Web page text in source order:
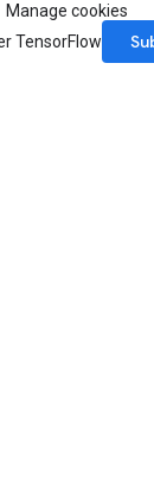
Manage cookies
TensorFlow